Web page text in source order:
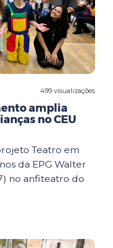
499 visualizações
amplia
no CEU
Teatro em
da EPG Walter
no anfiteatro do